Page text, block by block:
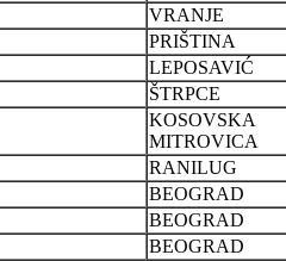
VRANJE
PRIŠTINA
LEPOSAVIĆ
ŠTRPCE
KOSOVSKA
MITROVICA
RANILUG
BEOGRAD
BEOGRAD
BEOGRAD